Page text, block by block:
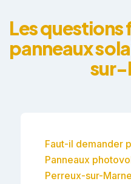
Les
panneaux
sur-
Faut-il demander
Panneaux
Perreux-sur-